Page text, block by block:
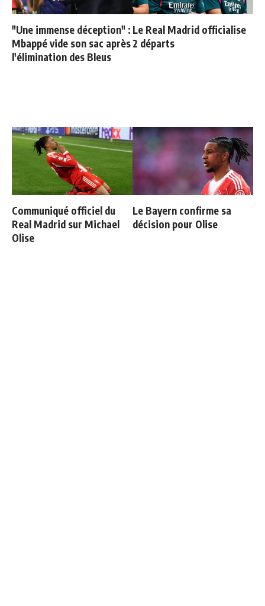
"Une immense déception" :
Mbappé vide son sac après
l'élimination des Bleus
Le Real Madrid officialise
2 départs
Communiqué officiel du
Real Madrid sur Michael
Olise
Le Bayern confirme sa
décision pour Olise